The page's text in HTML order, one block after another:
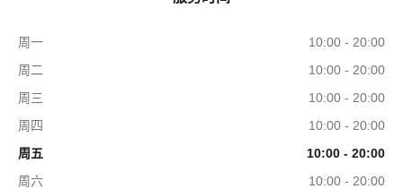
周一
10:00 - 20:00
周二
10:00 - 20:00
周三
10:00 - 20:00
周四
10:00 - 20:00
周五
10:00 - 20:00
周六
10:00 - 20:00